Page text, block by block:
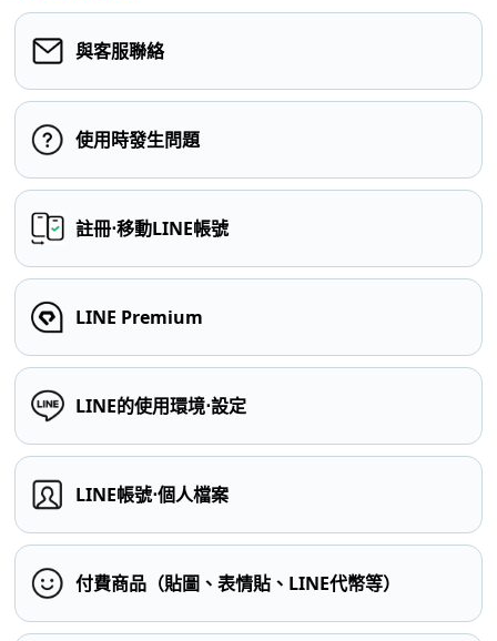
與客服聯絡
使用時發生問題
註冊⋅移動LINE帳號
LINE Premium
LINE的使用環境⋅設定
LINE帳號⋅個人檔案
付費商品（貼圖、表情貼、LINE代幣等）